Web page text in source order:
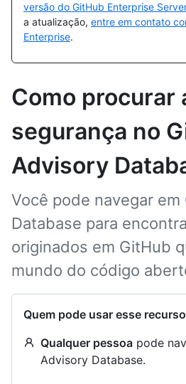
versão do GitHub Enterprise Server
a atualização, entre em contato
Enterprise.
Como procurar
segurança no
Advisory
Você pode navegar
Database para
originados em GitHub
mundo do código
Quem pode usar esse
Qualquer pessoa pode
Advisory Database.